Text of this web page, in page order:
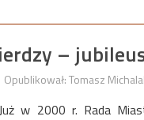
–
Opublikował: Tomasz
Już w 2000 r. Rada